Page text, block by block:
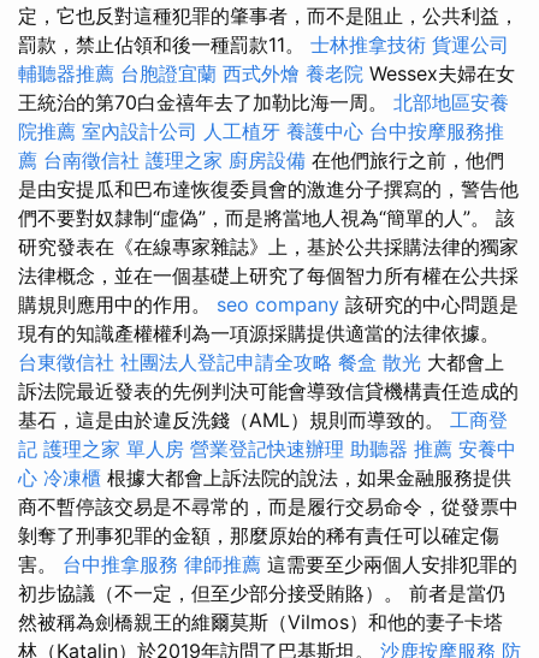
定，它也反對這種犯罪的肇事者，而不是阻止，公共利益，
罰款，禁止佔領和後一種罰款11。 士林推拿技術 貨運公司
輔聽器推薦 台胞證宜蘭 西式外燴 養老院 Wessex夫婦在女
王統治的第70白金禧年去了加勒比海一周。 北部地區安養
院推薦 室內設計公司 人工植牙 養護中心 台中按摩服務推
薦 台南徵信社 護理之家 廚房設備 在他們旅行之前，他們
是由安提瓜和巴布達恢復委員會的激進分子撰寫的，警告他
們不要對奴隸制“虛偽”，而是將當地人視為“簡單的人”。 該
研究發表在《在線專家雜誌》上，基於公共採購法律的獨家
法律概念，並在一個基礎上研究了每個智力所有權在公共採
購規則應用中的作用。 seo company 該研究的中心問題是
現有的知識產權權利為一項源採購提供適當的法律依據。
台東徵信社 社團法人登記申請全攻略 餐盒 散光 大都會上
訴法院最近發表的先例判決可能會導致信貸機構責任造成的
基石，這是由於違反洗錢（AML）規則而導致的。 工商登
記 護理之家 單人房 營業登記快速辦理 助聽器 推薦 安養中
心 冷凍櫃 根據大都會上訴法院的說法，如果金融服務提供
商不暫停該交易是不尋常的，而是履行交易命令，從發票中
剝奪了刑事犯罪的金額，那麼原始的稀有責任可以確定傷
害。 台中推拿服務 律師推薦 這需要至少兩個人安排犯罪的
初步協議（不一定，但至少部分接受賄賂）。 前者是當仍
然被稱為劍橋親王的維爾莫斯（Vilmos）和他的妻子卡塔
林（Katalin）於2019年訪問了巴基斯坦。 沙鹿按摩服務 防